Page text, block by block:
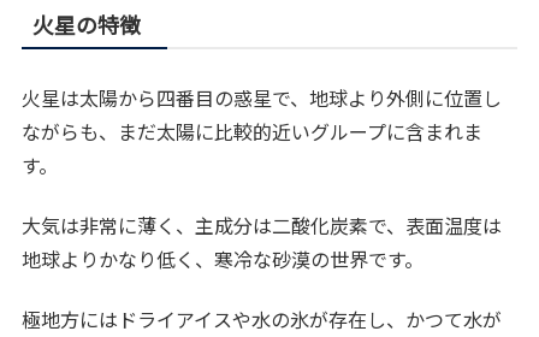
火星の特徴
火星は太陽から四番目の惑星で、地球より外側に位置し
ながらも、まだ太陽に比較的近いグループに含まれま
す。
大気は非常に薄く、主成分は二酸化炭素で、表面温度は
地球よりかなり低く、寒冷な砂漠の世界です。
極地方にはドライアイスや水の氷が存在し、かつて水が